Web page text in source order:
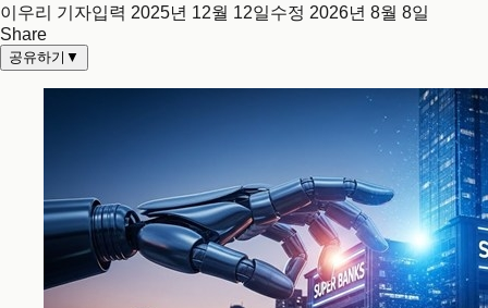
이우리 기자입력 2025년 12월 12일수정 2026년 8월 8일
Share
공유하기 ▼